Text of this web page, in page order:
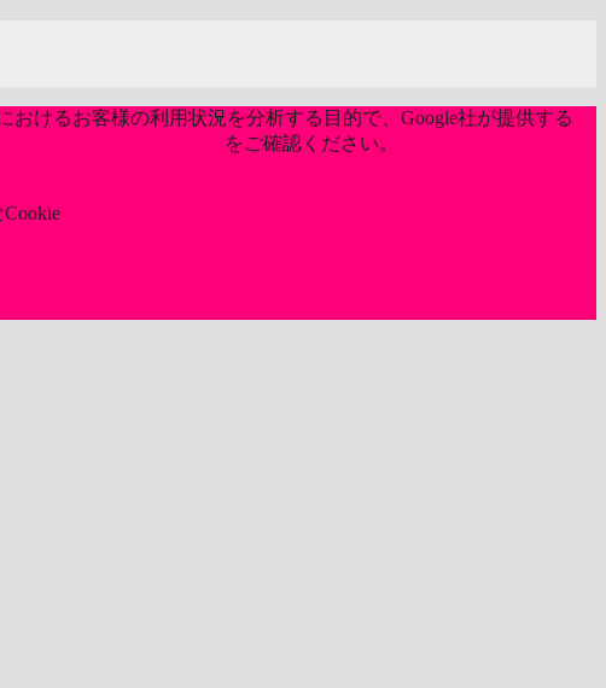
けるお客様の利用状況を分析する目的で、Google社が提供する
をご確認ください。